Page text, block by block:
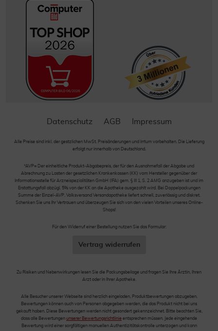
Datenschutz AGB Impressum
Alle Preise sind inkl. der gestzlichen MwSt. Preisänderungen und Irrtum vorbehalten. Die Lieferung
erfolgt nur innerhalb von Deutschland.
*AVP= Der einheitliche Produkt-Abgabepreis, der für den Ausnahmefall der Abgabe und
Abrechnung zu Lasten der gesetzlichen Krankenkassen (KK) vom Hersteller gegenüber der
Informationsstelle für Arzneispezialitäten GmbH (IFA) gem. § III 1, S. 2 AMG anzugeben ist und im
Erstattungsfall abzügl. 5% von der KK an die Apotheke ausgezahlt wird. Bei Doppelpackungen
Summe der Einzel-AVP. Volksversand Versandapotheke liefert schnell, zuverlässig und diskret.
Schenken Sie uns Ihr Vertrauen und überzeugen Sie sich von den vielen Vorteilen unseres Online-
Shops!
Für den Widerruf einer Bestellung nutzen Sie das Formular:
Vertrag widerrufen
Zu Risiken und Nebenwirkungen lesen Sie die Packungsbeilage und fragen Sie Ihre Ärztin, Ihren
Arzt oder in Ihrer Apotheke.
Alle Besucher unserer Webseite sind herzlich eingeladen, Produktbewertungen abzugeben.
Bewertungen können auch von Personen abgegeben werden, die das Produkt nicht bei uns
gekauft haben. Diese Bewertungen werden nicht gesondert gekennzeichnet. Bitte beachten Sie,
dass alle Bewertungen unserer Bewertungsrichtlinie entsprechen müssen. Jede eingehende
Bewertung wird einer sorgfältigen manuellen Authentizitätskontrolle unterzogen und kann